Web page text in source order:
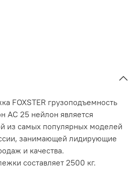
FOXSTER грузоподъемность
AC 25 нейлон является
из самых популярных моделей
занимающей лидирующие
и качества.
составляет 2500 кг.